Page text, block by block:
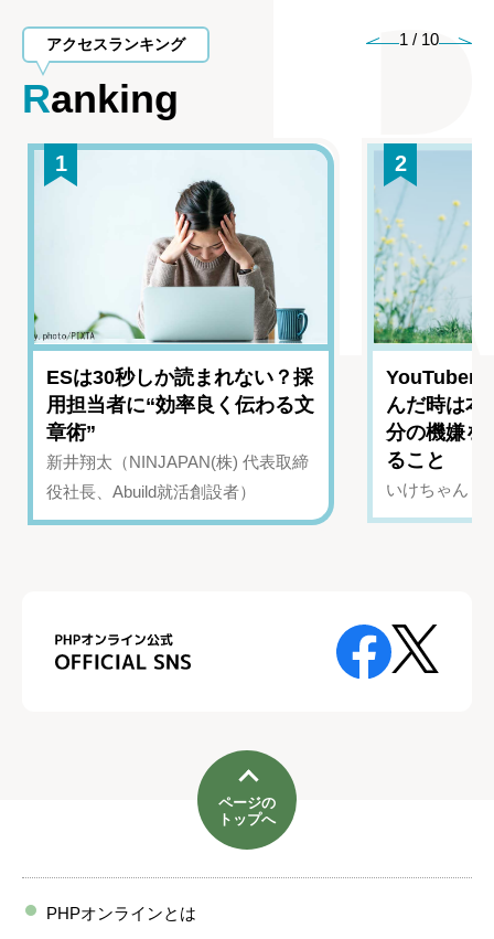
アクセスランキング
Ranking
1 / 10
1
ESは30秒しか読まれない？採
用担当者に“効率良く伝わる文
章術”
新井翔太（NINJAPAN(株) 代表取締
役社長、Abuild就活創設者）
2
YouTuber
んだ時は
分の機嫌を
ること
いけちゃん（
ページの
トップへ
PHPオンラインとは